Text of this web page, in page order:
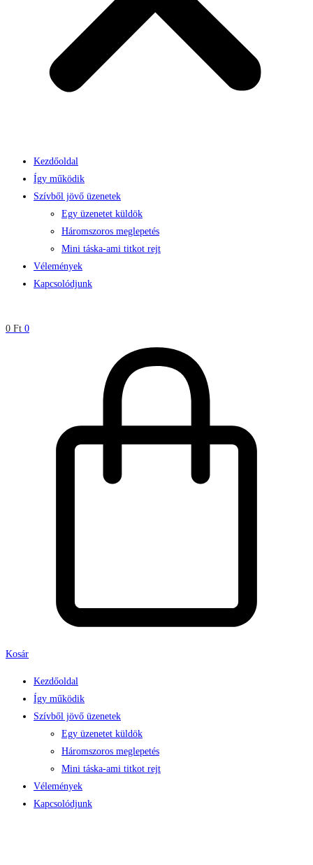
Kezdőoldal
Így működik
Szívből jövő üzenetek
Egy üzenetet küldök
Háromszoros meglepetés
Mini táska-ami titkot rejt
Vélemények
Kapcsolódjunk
0 Ft 0
Kosár
Kezdőoldal
Így működik
Szívből jövő üzenetek
Egy üzenetet küldök
Háromszoros meglepetés
Mini táska-ami titkot rejt
Vélemények
Kapcsolódjunk